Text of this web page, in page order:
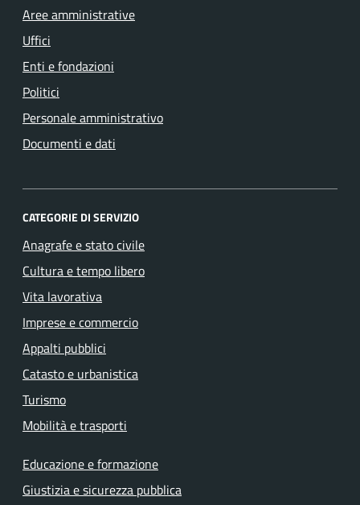
Aree amministrative
Uffici
Enti e fondazioni
Politici
Personale amministrativo
Documenti e dati
CATEGORIE DI SERVIZIO
Anagrafe e stato civile
Cultura e tempo libero
Vita lavorativa
Imprese e commercio
Appalti pubblici
Catasto e urbanistica
Turismo
Mobilità e trasporti
Educazione e formazione
Giustizia e sicurezza pubblica